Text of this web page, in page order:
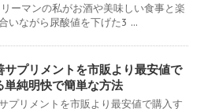
ーマンの私がお酒や美味しい食事と楽
いながら尿酸値を下げた3 ...
サプリメントを市販より最安値で
単純明快で簡単な方法
プリメントを市販より最安値で購入す